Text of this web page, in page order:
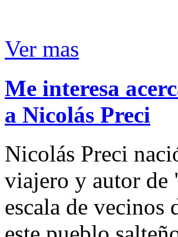
Ver mas
Me interesa
a Nicolás Preci
Nicolás Preci
viajero y autor de
escala de vecinos